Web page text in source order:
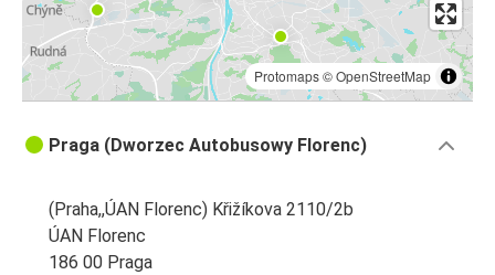
Protomaps©OpenStreetMap
Praga (Dworzec Autobusowy Florenc)
(Praha,,ÚAN Florenc) Křižíkova 2110/2b
ÚAN Florenc
186 00 Praga